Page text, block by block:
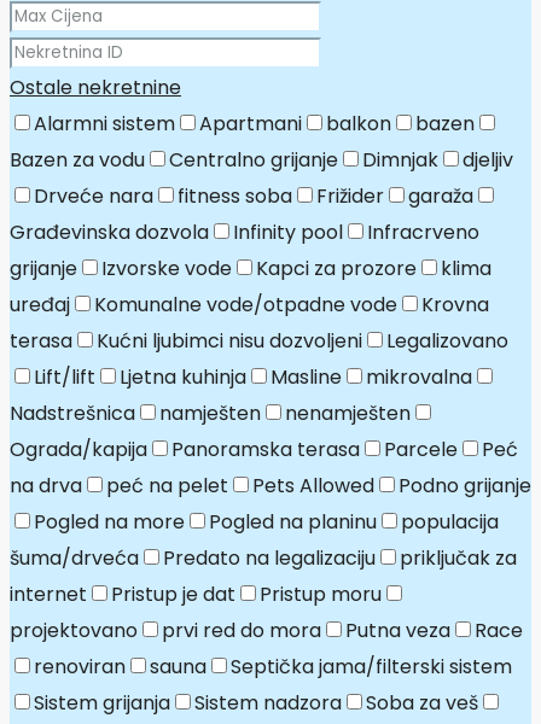
Ostale nekretnine
Alarmni sistem
Apartmani balkon
bazen
Bazen za vodu
Centralno grijanje Dimnjak
djeljiv
Drveće nara
fitness soba Frižider
garaža
Građevinska dozvola
Infinity pool
Infracrveno
grijanje
Izvorske vode Kapci za prozore
klima
uređaj
Komunalne vode/otpadne vode
Krovna
terasa
Kućni ljubimci nisu dozvoljeni
Legalizovano
Lift/lift
Ljetna kuhinja Masline
mikrovalna
Nadstrešnica
namješten
nenamješten
Ograda/kapija
Panoramska terasa Parcele
Peć
na drva
peć na pelet Pets Allowed
Podno grijanje
Pogled na more
Pogled na planinu
populacija
šuma/drveća
Predato na legalizaciju
priključak za
internet
Pristup je dat
Pristup moru
projektovano
prvi red do mora Putna veza
Race
renoviran
sauna
Septička jama/filterski sistem
Sistem grijanja
Sistem nadzora
Soba za veš